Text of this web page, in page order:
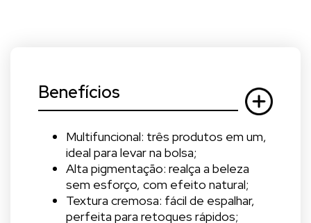
Benefícios
Multifuncional: três produtos em um,
ideal para levar na bolsa;
Alta pigmentação: realça a beleza
sem esforço, com efeito natural;
Textura cremosa: fácil de espalhar,
perfeita para retoques rápidos;